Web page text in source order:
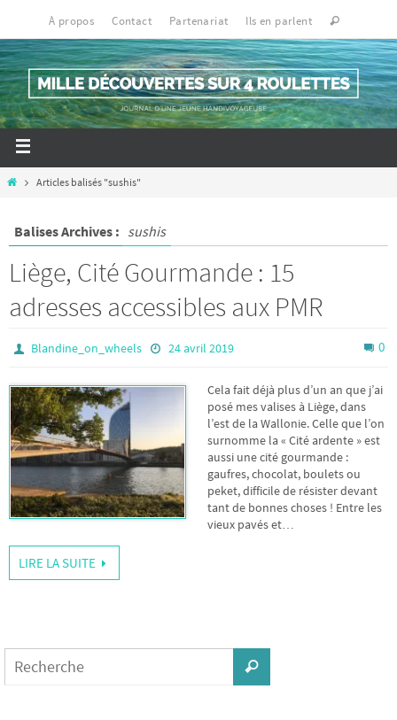
À propos Contact Partenariat Ils en parlent
Articles balisés "sushis"
Balises Archives : sushis
Liège, Cité Gourmande : 15
adresses accessibles aux PMR
Blandine_on_wheels 24 avril 2019 0
Cela fait déjà plus d’un an que j’ai
posé mes valises à Liège, dans
l’est de la Wallonie. Celle que l’on
surnomme la « Cité ardente » est
aussi une cité gourmande :
gaufres, chocolat, boulets ou
peket, difficile de résister devant
tant de bonnes choses ! Entre les
vieux pavés et…
LIRE LA SUITE